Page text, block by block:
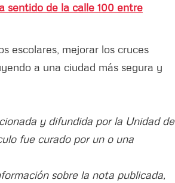
sentido de la calle 100 entre
escolares, mejorar los cruces
a una ciudad más segura y
y difundida por la Unidad de
fue curado por un o una
sobre la nota publicada,